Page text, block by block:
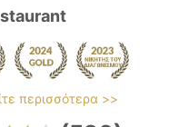
περισσότερα >>